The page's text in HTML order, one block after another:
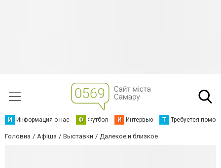
И Информация о нас Ф Футбол И Интервью Т Требуется
Головна Афіша Выставки Далекое и близкое